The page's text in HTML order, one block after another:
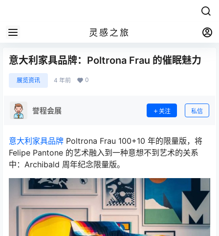
灵感之旅
意大利家具品牌：Poltrona Frau 的催眠魅力
展览资讯 4 年前 0
誉程会展 关注 私信
意大利家具品牌 Poltrona Frau 100+10 年的限量版，将
Felipe Pantone 的艺术融入到一种意想不到艺术的关系
中：Archibald 周年纪念限量版。